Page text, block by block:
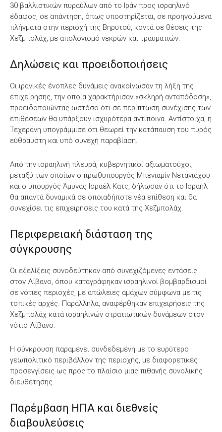
30 βαλλιστικών πυραύλων από το Ιράν προς ισραηλινό
έδαφος, σε απάντηση, όπως υποστηρίζεται, σε προηγούμενα
πλήγματα στην περιοχή της Βηρυτού, κοντά σε θέσεις της
Χεζμπολάχ, με απολογισμό νεκρών και τραυματιών.
Δηλώσεις και προειδοποιήσεις
Οι ιρανικές ένοπλες δυνάμεις ανακοίνωσαν τη λήξη της
επιχείρησης, την οποία χαρακτήρισαν «σκληρή ανταπόδοση»,
προειδοποιώντας ωστόσο ότι σε περίπτωση συνέχισης των
επιθέσεων θα υπάρξουν ισχυρότερα αντίποινα. Αντίστοιχα, η
Τεχεράνη υπογράμμισε ότι θεωρεί την κατάπαυση του πυρός
εύθραυστη και υπό συνεχή παραβίαση.
Από την ισραηλινή πλευρά, κυβερνητικοί αξιωματούχοι,
μεταξύ των οποίων ο πρωθυπουργός Μπενιαμίν Νετανιάχου
και ο υπουργός Άμυνας Ισραέλ Κατς, δήλωσαν ότι το Ισραήλ
θα απαντά δυναμικά σε οποιαδήποτε νέα επίθεση και θα
συνεχίσει τις επιχειρήσεις του κατά της Χεζμπολάχ.
Περιφερειακή διάσταση της
σύγκρουσης
Οι εξελίξεις συνοδεύτηκαν από συνεχιζόμενες εντάσεις
στον Λίβανο, όπου καταγράφηκαν ισραηλινοί βομβαρδισμοί
σε νότιες περιοχές, με απώλειες αμάχων σύμφωνα με τις
τοπικές αρχές. Παράλληλα, αναφέρθηκαν επιχειρήσεις της
Χεζμπολάχ κατά ισραηλινών στρατιωτικών δυνάμεων στον
νότιο Λίβανο.
Η σύγκρουση παραμένει συνδεδεμένη με το ευρύτερο
γεωπολιτικό περιβάλλον της περιοχής, με διαφορετικές
προσεγγίσεις ως προς το πλαίσιο μιας πιθανής συνολικής
διευθέτησης.
Παρέμβαση ΗΠΑ και διεθνείς
διαβουλεύσεις